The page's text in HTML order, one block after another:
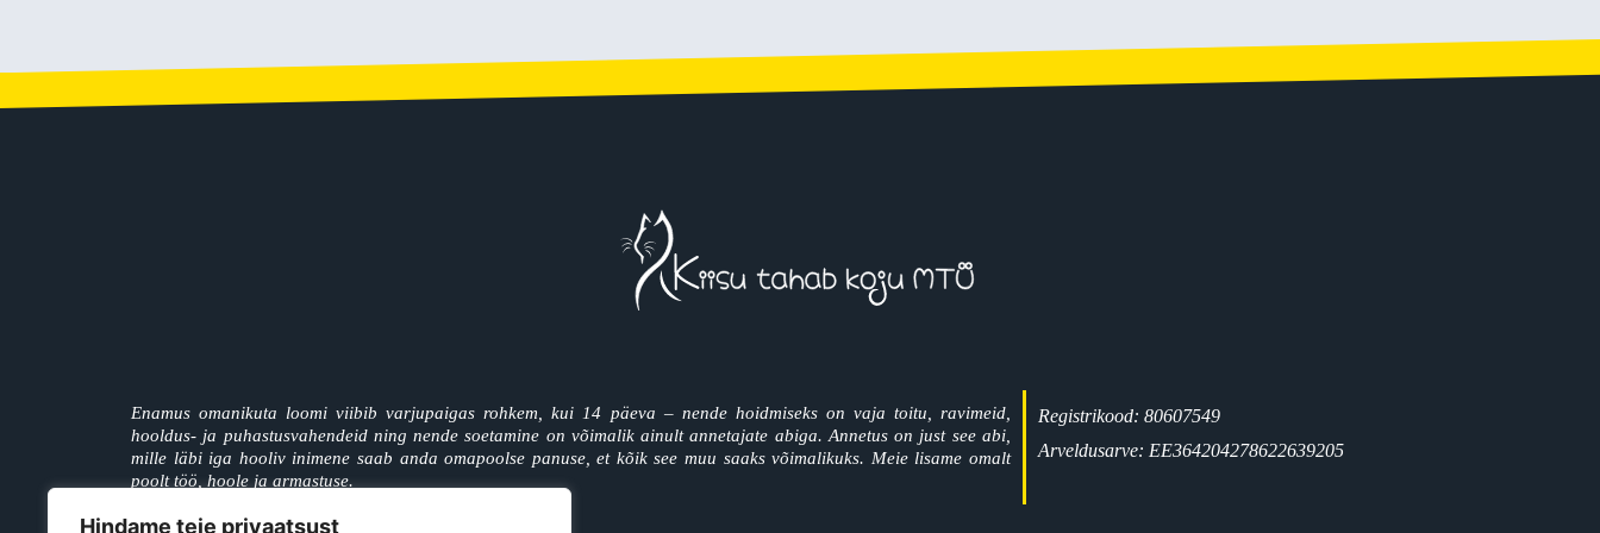
Hindame teie privaatsust
Enamus omanikuta loomi viibib varjupaigas rohkem, kui 14 päeva – nende hoidmiseks on vaja toitu, ravimeid,
hooldus- ja puhastusvahendeid ning nende soetamine on võimalik ainult annetajate abiga. Annetus on just see abi,
mille läbi iga hooliv inimene saab anda omapoolse panuse, et kõik see muu saaks võimalikuks. Meie lisame omalt
poolt töö, hoole ja armastuse.
Registrikood: 80607549
Arveldusarve: EE364204278622639205